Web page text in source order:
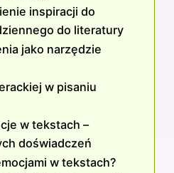
inspiracji do
do literatury
jako narzędzie
w pisaniu
w tekstach –
doświadczeń
w tekstach?